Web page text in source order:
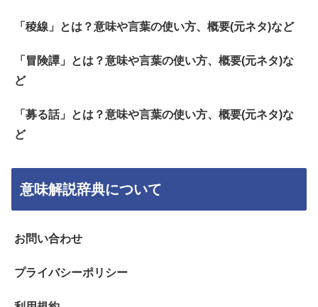
「稜線」とは？意味や言葉の使い方、概要(元ネタ)など
「冒険譚」とは？意味や言葉の使い方、概要(元ネタ)な
ど
「募る話」とは？意味や言葉の使い方、概要(元ネタ)な
ど
意味解説辞典について
お問い合わせ
プライバシーポリシー